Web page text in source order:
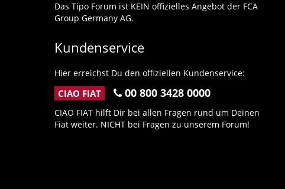
Das Tipo Forum ist KEIN offizielles Angebot der FCA
Group Germany AG.
Kundenservice
Hier erreichst Du den offiziellen Kundenservice:
CIAO FIAT 00 800 3428 0000
CIAO FIAT hilft Dir bei allen Fragen rund um Deinen
Fiat weiter. NICHT bei Fragen zu unserem Forum!